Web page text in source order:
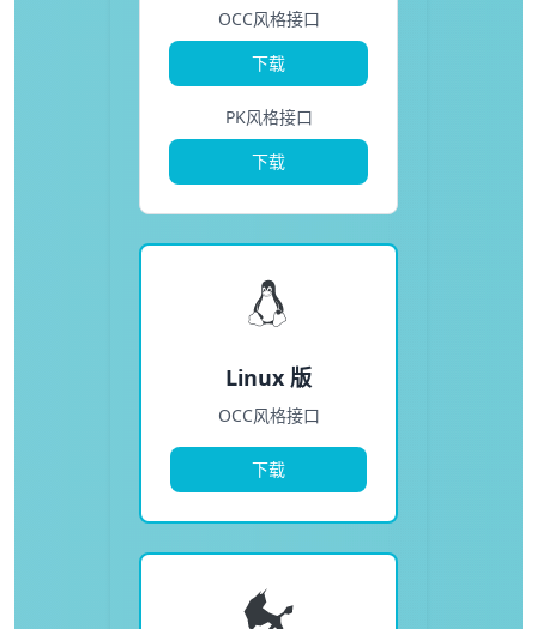
OCC风格接口
下载
PK风格接口
下载
Linux 版
OCC风格接口
下载